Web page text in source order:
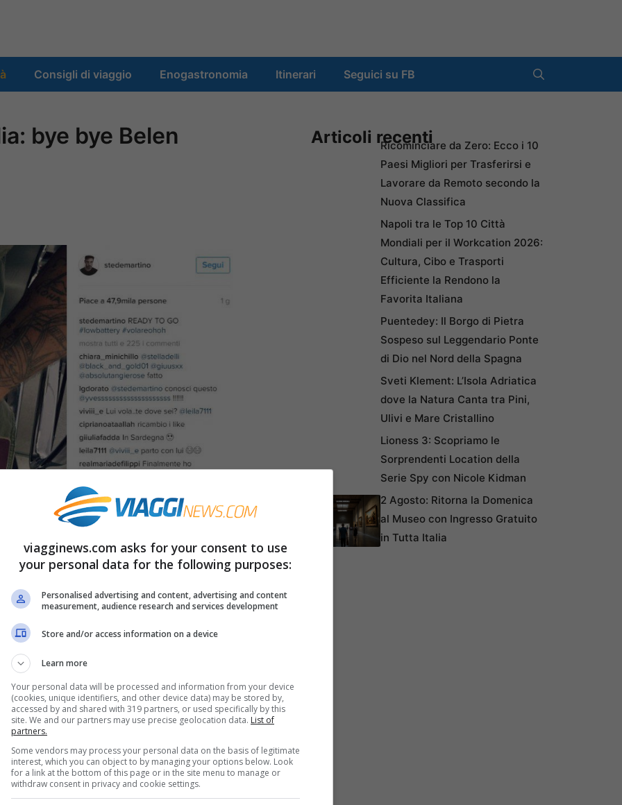
Consigli di viaggio Enogastronomia Itinerari Seguici su FB
bye bye Belen
Belen Rodriguez sia del tutto finito non è
i due hanno dato il loro addio e
e di lei(soprattutto di lei). I due in ogni
e volente o nolente, per finta o per
ad averlo.
le sue foto di nudo integrale, De
Già perché l’ex ballerino di Amici ha
lasciare l’Italia
mano che stringe ilpassaportoed un
accompagnata dalla didascalia: ready to
Articoli recentiRicominciare da Zero: Ecco i 10
Paesi Migliori per Trasferirsi e
Lavorare da Remoto secondo la
Nuova Classifica
Napoli tra le Top 10 Città
Mondiali per il Workcation 2026:
Cultura, Cibo e Trasporti
Efficiente la Rendono la
Favorita Italiana
Puentedey: Il Borgo di Pietra
Sospeso sul Leggendario Ponte
di Dio nel Nord della Spagna
Sveti Klement: L’Isola Adriatica
dove la Natura Canta tra Pini,
Ulivi e Mare Cristallino
Lioness 3: Scopriamo le
Sorprendenti Location della
Serie Spy con Nicole Kidman
2 Agosto: Ritorna la Domenica
al Museo con Ingresso Gratuito
in Tutta Italia
viagginews.com asks for your consent to use
your personal data for the following purposes:
Personalised advertising and content, advertising and content
measurement, audience research and services development
Store and/or access information on a device
Learn more
Your personal data will be processed and information from your device
(cookies, unique identifiers, and other device data) may be stored by,
accessed by and shared with 319 partners, or used specifically by this
site. We and our partners may use precise geolocation data. List of
partners.
Some vendors may process your personal data on the basis of legitimate
interest, which you can object to by managing your options below. Look
for a link at the bottom of this page or in the site menu to manage or
withdraw consent in privacy and cookie settings.